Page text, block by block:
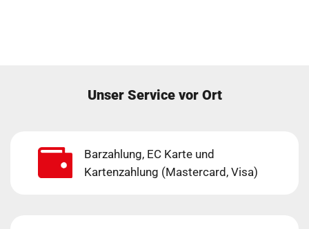
Unser Service vor Ort
Barzahlung, EC Karte und
Kartenzahlung (Mastercard, Visa)